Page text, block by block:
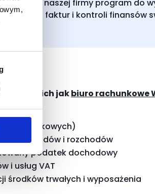
takich jakbiuro rachunkowe
(rachunkowych)
przychodów i rozchodów
podatek dochodowy
i usług VAT
środków trwałych i wyposażenia
naszej firmy program do
faktur i kontroli finansów
i